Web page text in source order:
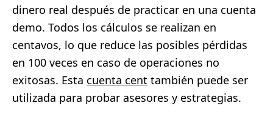
dinero real después de practicar en una cuenta
demo. Todos los cálculos se realizan en
centavos, lo que reduce las posibles pérdidas
en 100 veces en caso de operaciones no
exitosas. Esta cuenta cent también puede ser
utilizada para probar asesores y estrategias.